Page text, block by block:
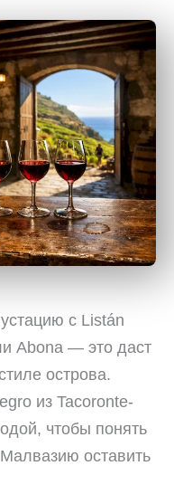
с Listán
Abona — это даст
острова.
из Tacoronte-
чтобы понять
оставить